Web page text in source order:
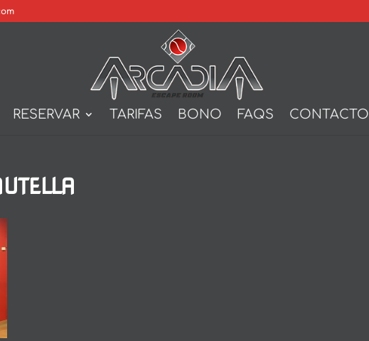
RESERVAR TARIFAS BONO FAQS CONTACTO